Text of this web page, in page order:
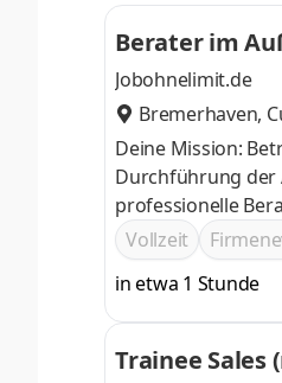
Berater im
Jobohnelimit.de
Bremerhaven,
Deine Mission:
Durchführung der
Vollzeit
in etwa 1 Stunde
Trainee